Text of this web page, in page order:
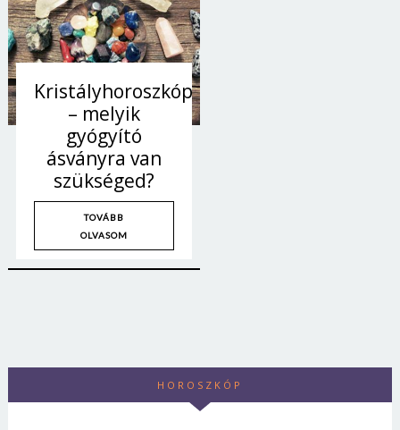
Kristályhoroszkóp
– melyik
gyógyító
ásványra van
szükséged?
TOVÁBB
OLVASOM
HOROSZKÓP